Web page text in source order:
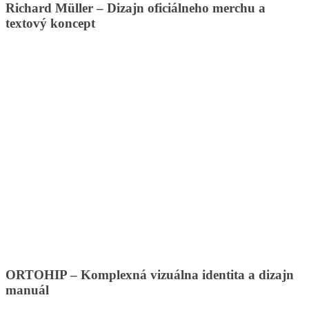
Richard Müller – Dizajn oficiálneho merchu a
textový koncept
ORTOHIP – Komplexná vizuálna identita a dizajn
manuál